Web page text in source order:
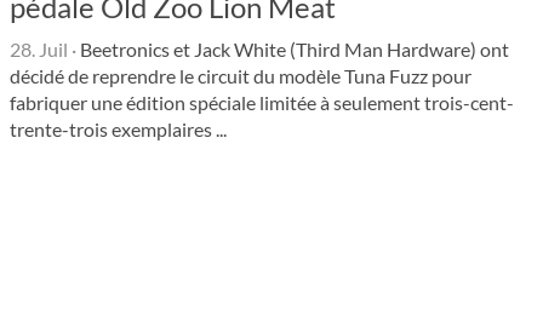
28. Juil · Beetronics et Jack White (Third Man Hardware) ont
décidé de reprendre le circuit du modèle Tuna Fuzz pour
fabriquer une édition spéciale limitée à seulement trois-cent-
trente-trois exemplaires ...